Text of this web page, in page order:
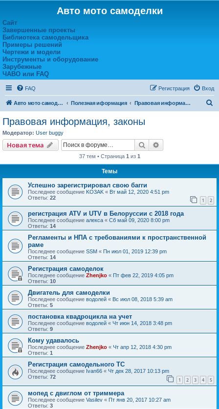
Авто мото самоделки
Сайт
Завершенные проекты
Библиотека самодельщика
Примеры решений
Чертежи и модели
Инструменты и оборудование
Зарубежные
ЧАВО или FAQ
FAQ Вход
Регистрация
Авто мото самоделки Полезная иформация Правовая информация, законы
Правовая информация, законы
Модератор: User buggy
Новая тема Поиск
37 тем • Страница 1 из 1
Темы
Успешно зарегистрировал свою багги
Последнее сообщение KO3AK « Вт май 12, 2020 4:51 pm
Ответы: 22 1 2
регистрация ATV и UTV в Белоруссии с 2018 года
Последнее сообщение алекса « Сб май 09, 2020 8:00 pm
Ответы: 14
Регламенты и НПА с требованиями к пространственной
раме
Последнее сообщение SSM « Пн июл 01, 2019 12:39 pm
Ответы: 14
Регистрация самоделок
Последнее сообщение Zhenjko « Пт фев 22, 2019 4:05 pm
Ответы: 10
Двигатель для самоделки
Последнее сообщение водолей « Вс июл 08, 2018 5:39 am
Ответы: 5
постановка квадроцикла на учет
Последнее сообщение водолей « Чт июн 14, 2018 3:48 pm
Ответы: 9
Кому удавалось
Последнее сообщение Zhenjko « Чт апр 12, 2018 4:30 pm
Ответы: 1
Регистрация самодельного ТС
Последнее сообщение Ivan66 « Чт дек 28, 2017 10:13 pm
Ответы: 72 1 2 3 4 5
мопед с двиглом от триммера
Последнее сообщение Vasilev « Пт янв 20, 2017 10:27 am
Ответы: 3